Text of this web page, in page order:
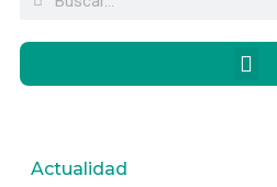
Actualidad